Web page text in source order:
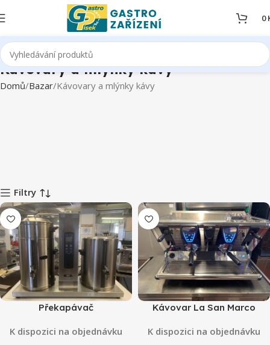
0
Kávovary a mlýnky kávy
Domů Bazar Kávovary a mlýnky kávy
Filtry
Překapávač
K dispozici na objednávku
Kávovar La San Marco
K dispozici na objednávku